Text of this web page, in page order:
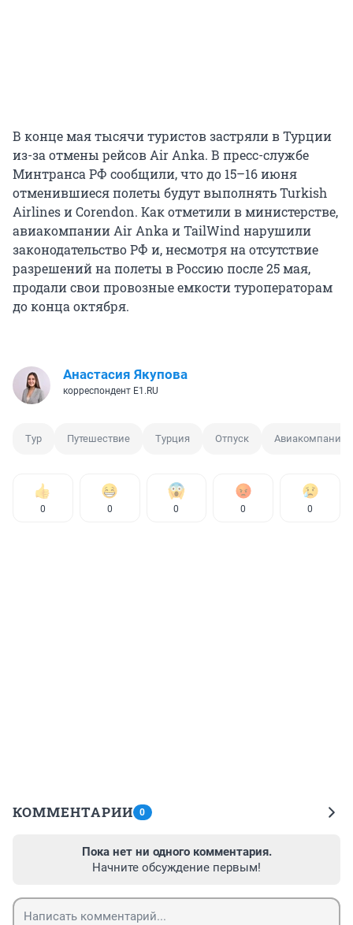
В конце мая тысячи туристов застряли в Турции
из-за отмены рейсов Air Anka. В пресс-службе
Минтранса РФ сообщили, что до 15–16 июня
отменившиеся полеты будут выполнять Turkish
Airlines и Corendon. Как отметили в министерстве,
авиакомпании Air Anka и TailWind нарушили
законодательство РФ и, несмотря на отсутствие
разрешений на полеты в Россию после 25 мая,
продали свои провозные емкости туроператорам
до конца октября.
Анастасия Якупова
корреспондент E1.RU
Тур Путешествие Турция Отпуск Авиакомпания
0 0 0 0 0
КОММЕНТАРИИ 0
Пока нет ни одного комментария.
Начните обсуждение первым!